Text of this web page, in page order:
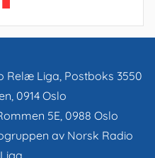
Relæ Liga, Postboks 3550
0914 Oslo
5E, 0988 Oslo
av Norsk Radio